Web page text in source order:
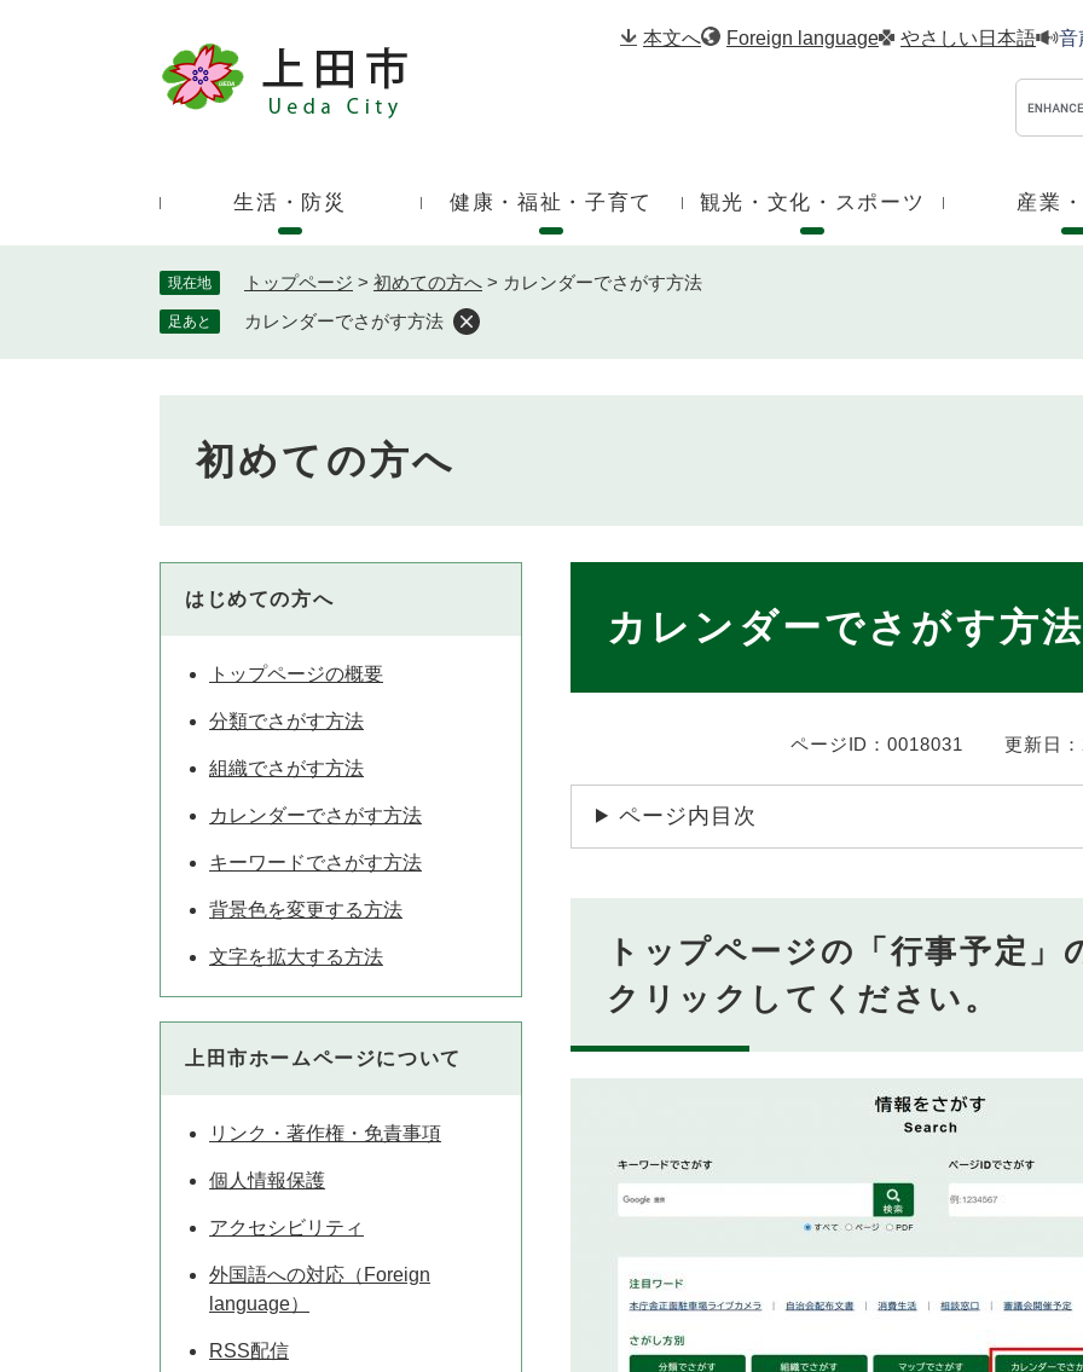
。
本文へ Foreign language やさしい日本語 音
ド
生活・防災 健康・福祉・子育て 観光・文化・スポーツ 産業
現在地 トップページ > 初めての方へ > カレンダーでさがす方法
足あと カレンダーでさがす方法
初めての方へ
カレンダーでさがす方
ページID：0018031 更新日
ページ内目次
トップページの「行事予定
クリックしてください。
はじめての方へ
トップページの概要
分類でさがす方法
組織でさがす方法
カレンダーでさがす方法
キーワードでさがす方法
背景色を変更する方法
文字を拡大する方法
上田市ホームページについて
リンク・著作権・免責事項
個人情報保護
アクセシビリティ
外国語への対応（Foreign
language）
RSS配信